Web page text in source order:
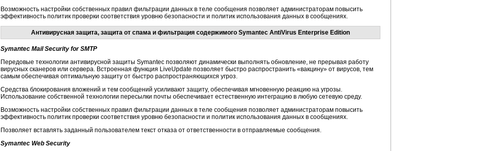
Возможность настройки собственных правил фильтрации данных в теле сообщения позволяет администраторам повысить
эффективность политик проверки соответствия уровню безопасности и политик использования данных в сообщениях.
Антивирусная защита, защита от спама и фильтрация содержимого Symantec AntiVirus Enterprise Edition
Symantec Mail Security for SMTP
Передовые технологии антивирусной защиты Symantec позволяют динамически выполнять обновление, не прерывая работу
вирусных сканеров или сервера. Встроенная функция LiveUpdate позволяет быстро распространить «вакцину» от вирусов, тем
самым обеспечивая оптимальную защиту от быстро распространяющихся угроз.
Средства блокирования вложений и тем сообщений усиливают защиту, обеспечивая мгновенную реакцию на угрозы.
Использование собственной технологии пересылки почты обеспечивает естественную интеграцию в любую сетевую среду.
Возможность настройки собственных правил фильтрации данных в теле сообщения позволяет администраторам повысить
эффективность политик проверки соответствия уровню безопасности и политик использования данных в сообщениях.
Позволяет вставлять заданный пользователем текст отказа от ответственности в отправляемые сообщения.
Symantec Web Security